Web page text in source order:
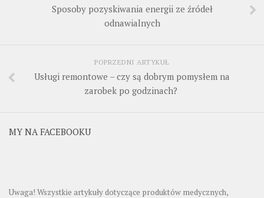
Sposoby pozyskiwania energii ze źródeł
odnawialnych
POPRZEDNI ARTYKUŁ
Usługi remontowe – czy są dobrym pomysłem na
zarobek po godzinach?
MY NA FACEBOOKU
Uwaga! Wszystkie artykuły dotyczące produktów medycznych,